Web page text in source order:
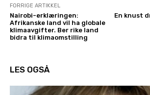
FORRIGE ARTIKKEL
Nairobi-erklæringen:
Afrikanske land vil ha globale
klimaavgifter. Ber rike land
bidra til klimaomstilling
En knust
LES OGSÅ